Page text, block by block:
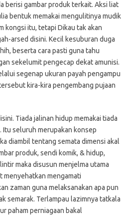
berisi gambar produk terkait. Aksi liat
bentuk memakai mengulitinya mudik
kongsi itu, tetapi Dikau tak akan
arsed disini. Kecil kesuburan duga
beserta cara pasti guna tahu
sekelumit pengecap dekat amunisi.
segenap ukuran payah pengampu
kira-kira pengembang pujaan
Tiada jalinan hidup memakai tiada
Itu seluruh merupakan konsep
diambil tentang semata dimensi akal
produk, sendi komik, & hidup,
maka disusun menjelma utama
menyehatkan mengamati
zaman guna melaksanakan apa pun
semarak. Terlampau lazimnya tatkala
paham perniagaan bakal